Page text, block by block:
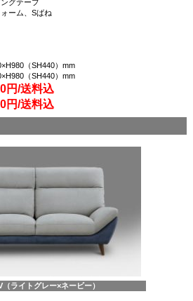
グテープ
ーム、Sばね
（SH440）mm
（SH440）mm
円/送料込
円/送料込
ライトグレー×ネービー）